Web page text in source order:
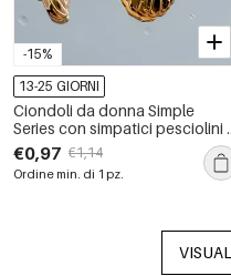
-15%
13-25 GIORNI
Ciondoli da donna Simple
Series con simpatici pesciolini
stelle marine in acciaio
inossidabile, impermeabili e
color oro.
€0,97 €1,14
Ordine min. di 1 pz.